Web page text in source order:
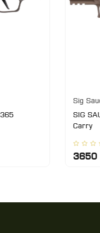
Sig
SIG
Carry
3650